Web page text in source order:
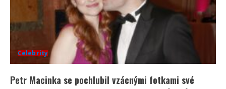
Celebrity
Petr Macinka se pochlubil vzácnými fotkami své